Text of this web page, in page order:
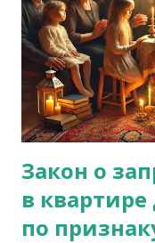
Закон о
в
по